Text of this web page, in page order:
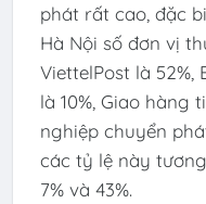
phát rất cao, đặc
Hà Nội số đơn vị
ViettelPost là 52%,
là 10%, Giao hàng
nghiệp chuyển
các tỷ lệ này tương
7% và 43%.